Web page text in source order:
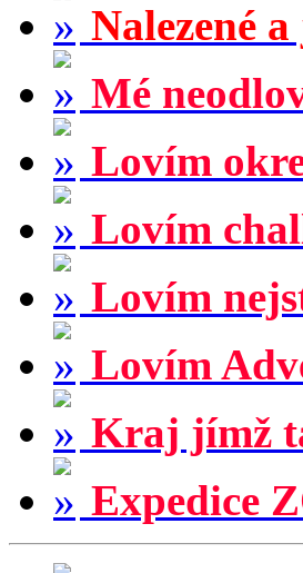
Nalezené
Mé
Lovím
Lovím
Lovím
Lovím
Kraj jímž
Expedice